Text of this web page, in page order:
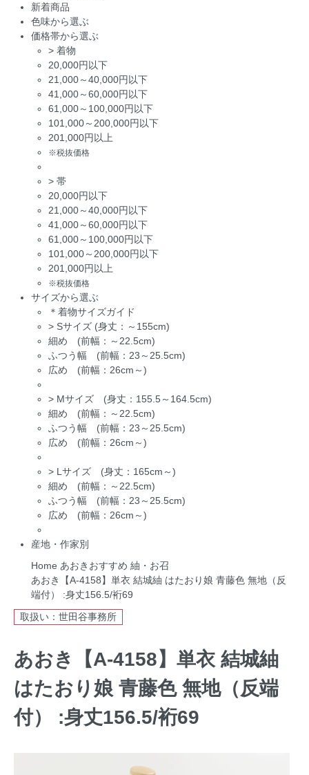
新着商品
色味から選ぶ
価格帯から選ぶ
> 着物
20,000円以下
21,000～40,000円以下
41,000～60,000円以下
61,000～100,000円以下
101,000～200,000円以下
201,000円以上
※税抜価格
> 帯
20,000円以下
21,000～40,000円以下
41,000～60,000円以下
61,000～100,000円以下
101,000～200,000円以下
201,000円以上
※税抜価格
サイズから選ぶ
＊着物サイズガイド
> Sサイズ (身丈：～155cm)
細め (前幅：～22.5cm)
ふつう幅 (前幅：23～25.5cm)
広め (前幅：26cm～)
> Mサイズ (身丈：155.5～164.5cm)
細め (前幅：～22.5cm)
ふつう幅 (前幅：23～25.5cm)
広め (前幅：26cm～)
> Lサイズ (身丈：165cm～)
細め (前幅：～22.5cm)
ふつう幅 (前幅：23～25.5cm)
広め (前幅：26cm～)
産地・作家別
Home あおきおすすめ 紬・お召
あおき【A-4158】単衣 結城紬 はたおり娘 青藤色 無地（反
端付） :身丈156.5/裄69
取扱い：世田谷事務所
あおき【A-4158】単衣 結城紬
はたおり娘 青藤色 無地（反端
付） :身丈156.5/裄69